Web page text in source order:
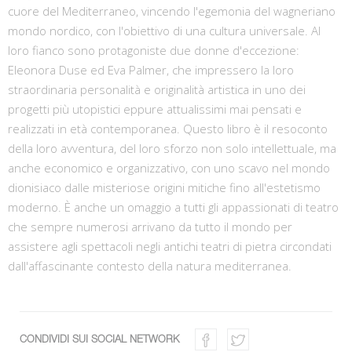
cuore del Mediterraneo, vincendo l'egemonia del wagneriano
mondo nordico, con l'obiettivo di una cultura universale. Al
loro fianco sono protagoniste due donne d'eccezione:
Eleonora Duse ed Eva Palmer, che impressero la loro
straordinaria personalità e originalità artistica in uno dei
progetti più utopistici eppure attualissimi mai pensati e
realizzati in età contemporanea. Questo libro è il resoconto
della loro avventura, del loro sforzo non solo intellettuale, ma
anche economico e organizzativo, con uno scavo nel mondo
dionisiaco dalle misteriose origini mitiche fino all'estetismo
moderno. È anche un omaggio a tutti gli appassionati di teatro
che sempre numerosi arrivano da tutto il mondo per
assistere agli spettacoli negli antichi teatri di pietra circondati
dall'affascinante contesto della natura mediterranea.
CONDIVIDI SUI SOCIAL NETWORK